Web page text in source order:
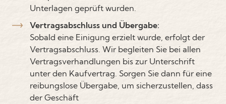
Unterlagen geprüft wurden.
Vertragsabschluss und Übergabe:
Sobald eine Einigung erzielt wurde, erfolgt der
Vertragsabschluss. Wir begleiten Sie bei allen
Vertragsverhandlungen bis zur Unterschrift
unter den Kaufvertrag. Sorgen Sie dann für eine
reibungslose Übergabe, um sicherzustellen, dass
der Geschäft